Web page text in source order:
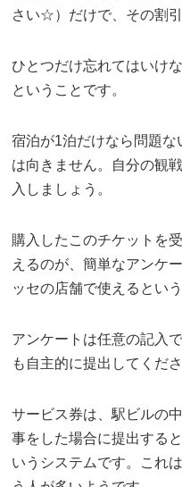
さい☆）だけで、その割
ひとつだけ忘れてはいけ
ということです。
宿泊が1泊だけなら問題
は向きません。自分の観
入しましょう。
購入したこのチケットを
えるのが、簡単なアンケ
ッセの店舗で使えるとい
アンケートは任意の記入
も自主的に提出してくだ
サービス券は、駅ビルの
事をした場合に提出する
いうシステムです。これ